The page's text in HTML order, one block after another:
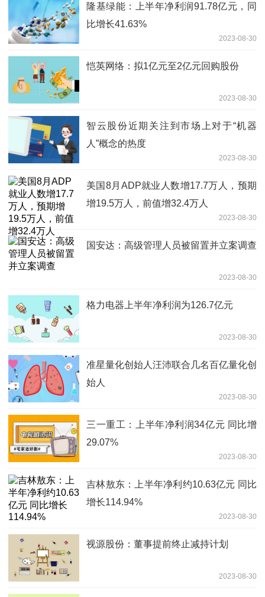
隆基绿能：上半年净利润91.78亿元，同
比增长41.63%
2023-08-30
恺英网络：拟1亿元至2亿元回购股份
2023-08-30
智云股份近期关注到市场上对于“机器
人”概念的热度
2023-08-30
美国8月ADP就业人数增17.7万人，预期
增19.5万人，前值增32.4万人
2023-08-30
国安达：高级管理人员被留置并立案调查
2023-08-30
格力电器上半年净利润为126.7亿元
2023-08-30
准星量化创始人汪沛联合几名百亿量化创
始人
2023-08-30
三一重工：上半年净利润34亿元 同比增
29.07%
2023-08-30
吉林敖东：上半年净利约10.63亿元 同比
增长114.94%
2023-08-30
视源股份：董事提前终止减持计划
2023-08-30